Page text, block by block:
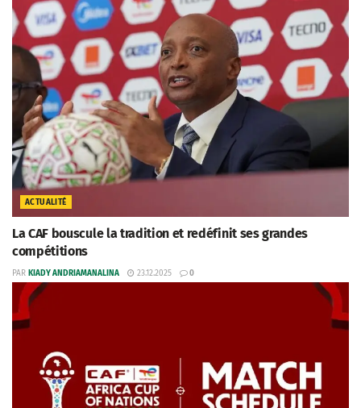
ACTUALITÉ
La CAF bouscule la tradition et redéfinit ses grandes
compétitions
PAR KIADY ANDRIAMANALINA 23.12.2025 0